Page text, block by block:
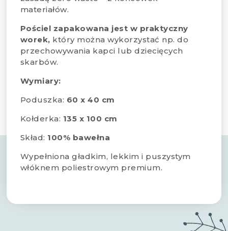
materiałów.
Pościel zapakowana jest w praktyczny
worek, który można wykorzystać np. do
przechowywania kapci lub dziecięcych
skarbów.
Wymiary:
Poduszka: 60 x 40 cm
Kołderka: 135 x 100 cm
Skład: 100% bawełna
Wypełniona gładkim, lekkim i puszystym
włóknem poliestrowym premium.